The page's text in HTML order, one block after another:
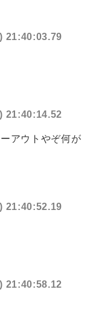
21:40:03.79
21:40:14.52
アウトやぞ何が
21:40:52.19
21:40:58.12